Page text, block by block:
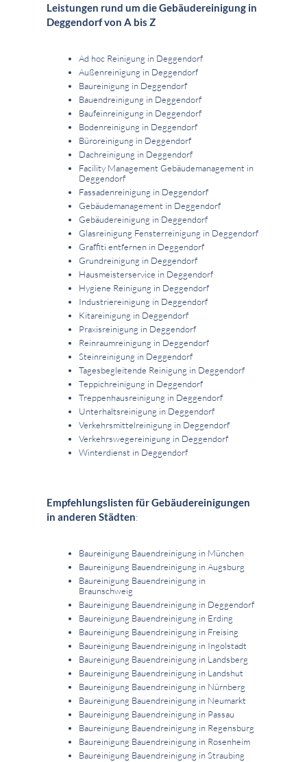
Leistungen rund um die Gebäudereinigung in
Deggendorf von A bis Z
Ad hoc Reinigung in Deggendorf
Außenreinigung in Deggendorf
Baureinigung in Deggendorf
Bauendreinigung in Deggendorf
Baufeinreinigung in Deggendorf
Bodenreinigung in Deggendorf
Büroreinigung in Deggendorf
Dachreinigung in Deggendorf
Facility Management Gebäudemanagement in
Deggendorf
Fassadenreinigung in Deggendorf
Gebäudemanagement in Deggendorf
Gebäudereinigung in Deggendorf
Glasreinigung Fensterreinigung in Deggendorf
Graffiti entfernen in Deggendorf
Grundreinigung in Deggendorf
Hausmeisterservice in Deggendorf
Hygiene Reinigung in Deggendorf
Industriereinigung in Deggendorf
Kitareinigung in Deggendorf
Praxisreinigung in Deggendorf
Reinraumreinigung in Deggendorf
Steinreinigung in Deggendorf
Tagesbegleitende Reinigung in Deggendorf
Teppichreinigung in Deggendorf
Treppenhausreinigung in Deggendorf
Unterhaltsreinigung in Deggendorf
Verkehrsmittelreinigung in Deggendorf
Verkehrswegereinigung in Deggendorf
Winterdienst in Deggendorf
Empfehlungslisten für Gebäudereinigungen
in anderen Städten:
Baureinigung Bauendreinigung in München
Baureinigung Bauendreinigung in Augsburg
Baureinigung Bauendreinigung in
Braunschweig
Baureinigung Bauendreinigung in Deggendorf
Baureinigung Bauendreinigung in Erding
Baureinigung Bauendreinigung in Freising
Baureinigung Bauendreinigung in Ingolstadt
Baureinigung Bauendreinigung in Landsberg
Baureinigung Bauendreinigung in Landshut
Baureinigung Bauendreinigung in Nürnberg
Baureinigung Bauendreinigung in Neumarkt
Baureinigung Bauendreinigung in Passau
Baureinigung Bauendreinigung in Regensburg
Baureinigung Bauendreinigung in Rosenheim
Baureinigung Bauendreinigung in Straubing